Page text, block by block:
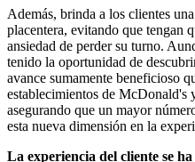
Además, brinda a los clientes
placentera, evitando que tengan
ansiedad de perder su turno.
tenido la oportunidad de
avance sumamente beneficioso
establecimientos de McDonald's
asegurando que un mayor
esta nueva dimensión en la
La experiencia del cliente se